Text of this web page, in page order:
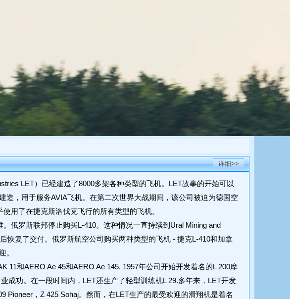
详细>>
LET）已经建造了8000多架各种类型的飞机。LET故事的开始可以
造，用于服务AVIA飞机。在第二次世界大战期间，该公司被迫为德国空
用了在捷克斯洛伐克飞行的所有类型的飞机。
罗斯联邦停止购买L-410。这种情况一直持续到Ural Mining and
恢复了交付。俄罗斯航空公司购买两种类型的飞机 - 捷克L-410和加拿
。
和AERO Ae 45和AERO Ae 145. 1957年公司开始开发着名的L 200摩
成功。在一段时间内，LET还生产了轻型训练机L 29.多年来，LET开发
Pioneer，Z 425 Sohaj。然而，在LET生产的最受欢迎的滑翔机是着名